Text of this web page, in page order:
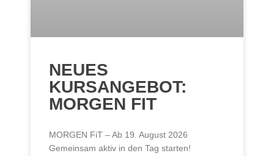
NEUES
KURSANGEBOT:
MORGEN FIT
MORGEN FiT – Ab 19. August 2026
Gemeinsam aktiv in den Tag starten!